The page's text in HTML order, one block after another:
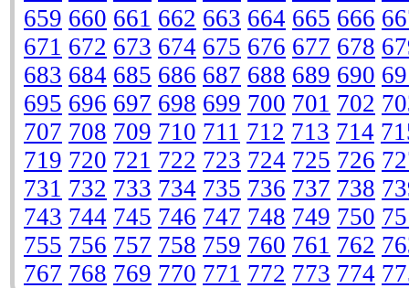
659 660 661 662 663 664 665 666
671 672 673 674 675 676 677 678
683 684 685 686 687 688 689 690
695 696 697 698 699 700 701 702
707 708 709 710 711 712 713 714
719 720 721 722 723 724 725 726
731 732 733 734 735 736 737 738
743 744 745 746 747 748 749 750
755 756 757 758 759 760 761 762
767 768 769 770 771 772 773 774